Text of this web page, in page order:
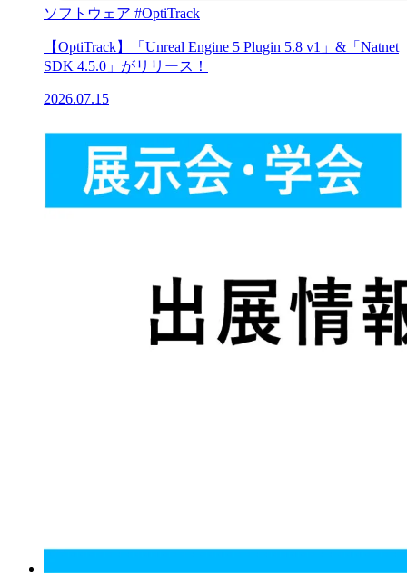
ソフトウェア #OptiTrack
【OptiTrack】「Unreal Engine 5 Plugin 5.8 v1」&「Natnet
SDK 4.5.0」がリリース！
2026.07.15